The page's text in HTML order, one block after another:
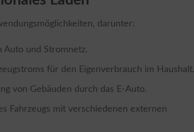
darunter:
Auto und Stromnetz.
für den Eigenverbrauch im
von Gebäuden durch das E-Auto.
Fahrzeugs mit verschiedenen externen